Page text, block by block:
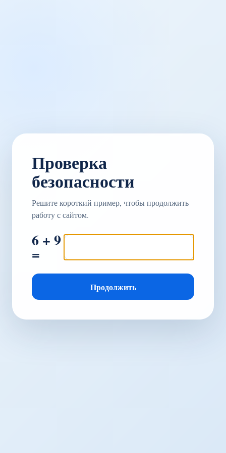
Проверка
безопасности
Решите короткий пример, чтобы продолжить
работу с сайтом.
6 + 9
=
Продолжить